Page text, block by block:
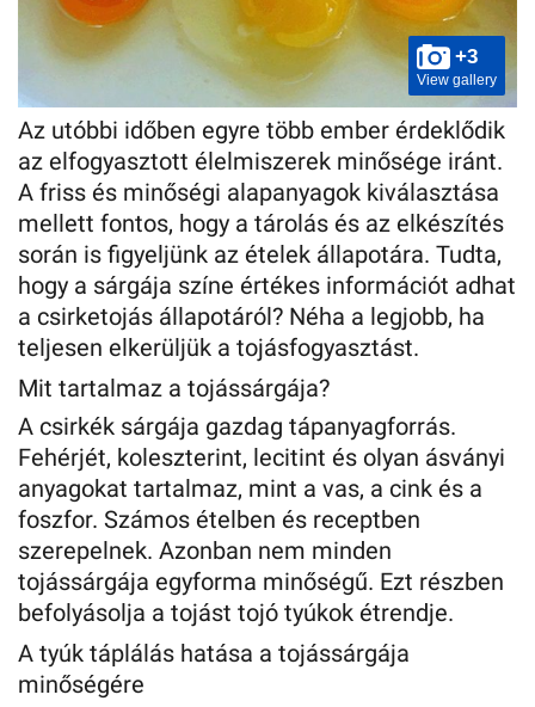
+3
View gallery
Az utóbbi időben egyre több ember érdeklődik
az elfogyasztott élelmiszerek minősége iránt.
A friss és minőségi alapanyagok kiválasztása
mellett fontos, hogy a tárolás és az elkészítés
során is figyeljünk az ételek állapotára. Tudta,
hogy a sárgája színe értékes információt adhat
a csirketojás állapotáról? Néha a legjobb, ha
teljesen elkerüljük a tojásfogyasztást.
Mit tartalmaz a tojássárgája?
A csirkék sárgája gazdag tápanyagforrás.
Fehérjét, koleszterint, lecitint és olyan ásványi
anyagokat tartalmaz, mint a vas, a cink és a
foszfor. Számos ételben és receptben
szerepelnek. Azonban nem minden
tojássárgája egyforma minőségű. Ezt részben
befolyásolja a tojást tojó tyúkok étrendje.
A tyúk táplálás hatása a tojássárgája
minőségére